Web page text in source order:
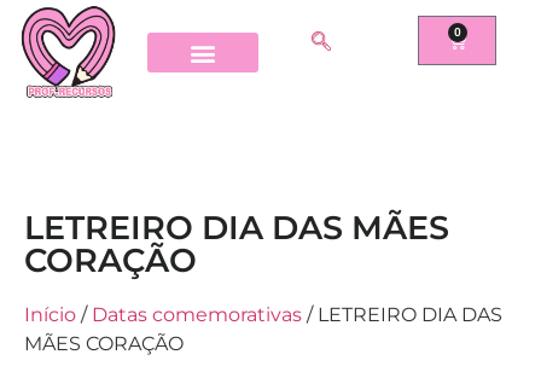
0
LETREIRO DIA DAS MÃES
CORAÇÃO
Início / Datas comemorativas / LETREIRO DIA DAS
MÃES CORAÇÃO